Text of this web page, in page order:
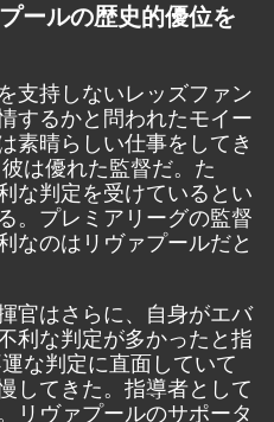
ールの歴史的優位を
支持しないレッズファン
するかと問われたモイー
素晴らしい仕事をしてき
は優れた監督だ。た
な判定を受けているとい
。プレミアリーグの監督
なのはリヴァプールだと
官はさらに、自身がエバ
利な判定が多かったと指
な判定に直面していて
してきた。指導者として
リヴァプールのサポータ